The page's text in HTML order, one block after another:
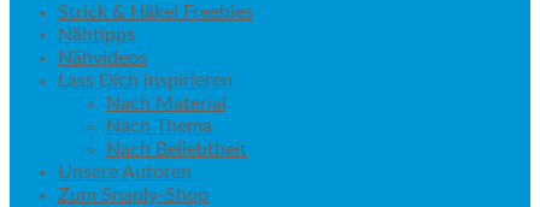
Strick & Häkel Freebies
Nähtipps
Nähvideos
Lass Dich inspirieren
Nach Material
Nach Thema
Nach Beliebtheit
Unsere Autoren
Zum Snaply-Shop